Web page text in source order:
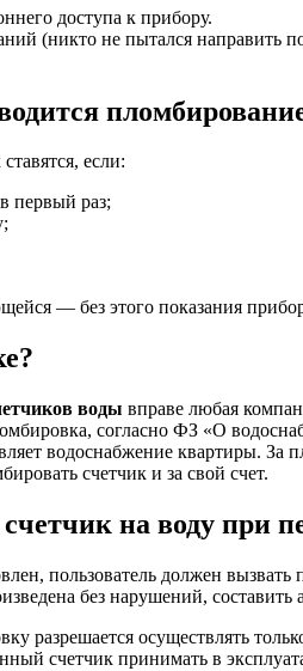
доступа к прибору.
(никто не пытался направить
если:
первый раз;
— без этого показания
воды вправе любая
согласно ФЗ «О
водоснабжение квартиры.
счетчик и за свой счет.
на воду при
пользователь должен
без нарушений,
разрешается осуществлять
счетчик принимать в